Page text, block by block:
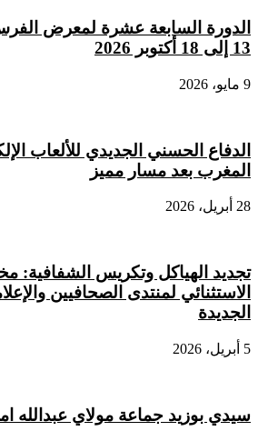
الدورة السابعة عشرة لمعرض
13 إلى 18 أكتوبر 2026
9 مايو، 2026
الدفاع الحسني الجديدي للألعاب
المغرب بعد مسار مميز
28 أبريل، 2026
تجديد الهياكل وتكريس الشفافية:
الاستثنائي لمنتدى الصحافيين
الجديدة
5 أبريل، 2026
سيدي بوزيد جماعة مولاي عبدالله